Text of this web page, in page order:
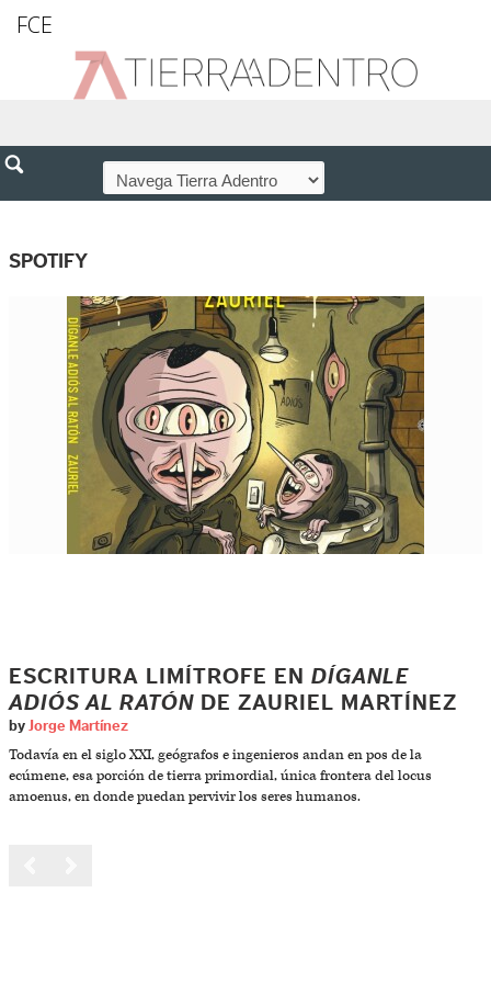
FCE
SPOTIFY
ESCRITURA LIMÍTROFE EN DÍGANLE
ADIÓS AL RATÓN DE ZAURIEL MARTÍNEZ
by Jorge Martínez
Todavía en el siglo XXI, geógrafos e ingenieros andan en pos de la
ecúmene, esa porción de tierra primordial, única frontera del locus
amoenus, en donde puedan pervivir los seres humanos.